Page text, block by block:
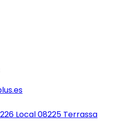
Local 08225 Terrassa